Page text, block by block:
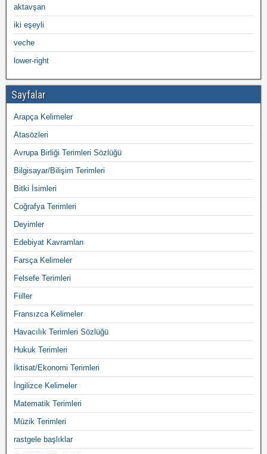
aktavşan
iki eşeyli
veche
lower-right
Sayfalar
Arapça Kelimeler
Atasözleri
Avrupa Birliği Terimleri Sözlüğü
Bilgisayar/Bilişim Terimleri
Bitki İsimleri
Coğrafya Terimleri
Deyimler
Edebiyat Kavramları
Farsça Kelimeler
Felsefe Terimleri
Fiiller
Fransızca Kelimeler
Havacılık Terimleri Sözlüğü
Hukuk Terimleri
İktisat/Ekonomi Terimleri
İngilizce Kelimeler
Matematik Terimleri
Müzik Terimleri
rastgele başlıklar